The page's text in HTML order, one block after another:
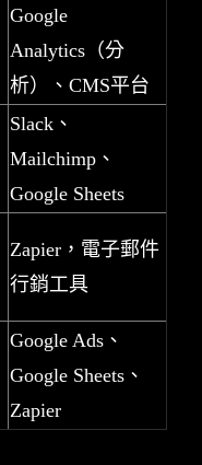
Google
Analytics（分
析）、CMS平台
Slack、
Mailchimp、
Google Sheets
Zapier，電子郵件
行銷工具
Google Ads、
Google Sheets、
Zapier